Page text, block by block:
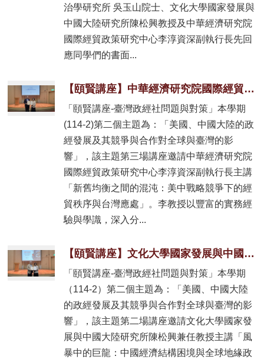
治學研究所 吳玉山院士、文化大學國家發展與
中國大陸研究所陳松興教授及中華經濟研究院
國際經貿政策研究中心李淳資深副執行長先回
應同學們的書面...
【頤賢講座】中華經濟研究院國際經貿政策研究中心李淳資深副執行長: 「新舊均衡之間的混沌：美中戰略競爭下的經貿秩序與台灣應處」-2026.04.23
「頤賢講座-臺灣政經社問題與對策」本學期
(114-2)第二個主題為：「美國、中國大陸的政
經發展及其競爭與合作對全球與臺灣的影
響」，該主題第三場講座邀請中華經濟研究院
國際經貿政策研究中心李淳資深副執行長主講
「新舊均衡之間的混沌：美中戰略競爭下的經
貿秩序與台灣應處」。李教授以豐富的實務經
驗與學識，深入分...
【頤賢講座】文化大學國家發展與中國大陸研究所陳松興教授: 「風暴中的巨龍：中國經濟結構困境與全球地緣政治新秩序」-2026.04.09
「頤賢講座-臺灣政經社問題與對策」本學期
（114-2）第二個主題為：「美國、中國大陸
的政經發展及其競爭與合作對全球與臺灣的影
響」，該主題第二場講座邀請文化大學國家發
展與中國大陸研究所陳松興兼任教授主講「風
暴中的巨龍：中國經濟結構困境與全球地緣政